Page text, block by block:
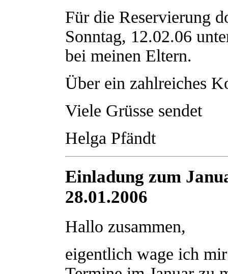
Für die Reservierung
Sonntag, 12.02.06
bei meinen Eltern.
Über ein zahlreiches
Viele Grüsse sendet
Helga Pfändt
Einladung zum
28.01.2006
Hallo zusammen,
eigentlich wage ich